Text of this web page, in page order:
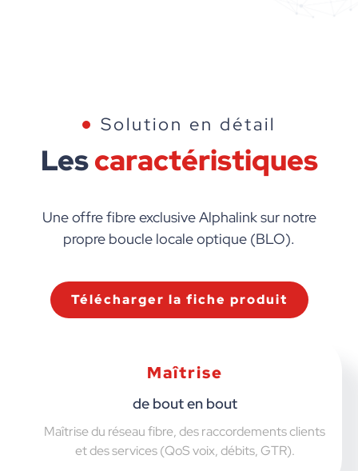
Solution en détail
Lescaractéristiques
Une offre fibre exclusive Alphalink sur notre
propre boucle locale optique (BLO).
Télécharger la fiche produit
Maîtrise
de bout en bout
Maîtrise du réseau fibre, des raccordements clients
et des services (QoS voix, débits, GTR).